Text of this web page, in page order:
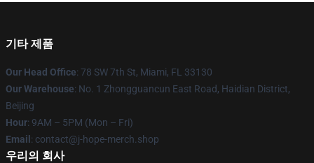
기타 제품
Our Head Office: 78 SW 7th St, Miami, FL 33130
Our Warehouse: No. 1 Zhongguancun East Road, Haidian District,
Beijing
Hour: 9AM – 5PM (Mon – Fri)
Email : contact@j-hope-merch.shop
우리의 회사